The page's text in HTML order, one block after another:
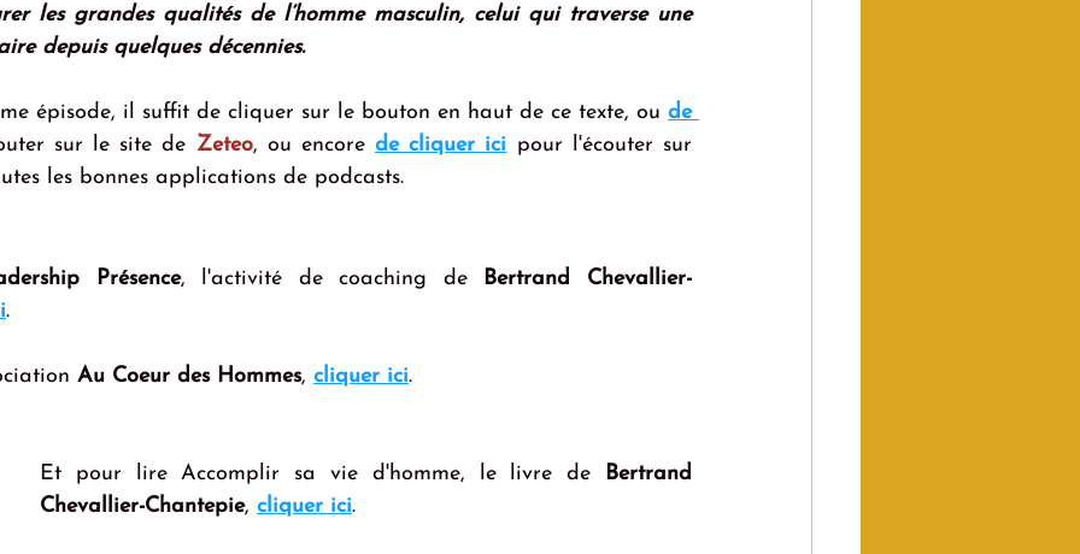
les grandes qualités de l’homme masculin, celui qui traverse une
depuis quelques décennies.
épisode, il suffit de cliquer sur le bouton en haut de ce texte, ou de
sur le site de Zeteo, ou encore de cliquer ici pour l'écouter sur
les bonnes applications de podcasts.
Présence, l'activité de coaching de
Bertrand Chevallier-
.
Au Coeur des Hommes, cliquer ici.
Et pour lire Accomplir sa vie d'homme, le livre de
Bertrand
Chevallier-Chantepie, cliquer ici.